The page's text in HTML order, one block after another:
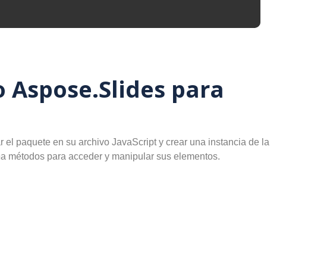
Aspose.Slides para
paquete en su archivo JavaScript y crear una instancia de la
métodos para acceder y manipular sus elementos.